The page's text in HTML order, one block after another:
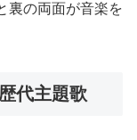
裏の両面が音楽を
代主題歌